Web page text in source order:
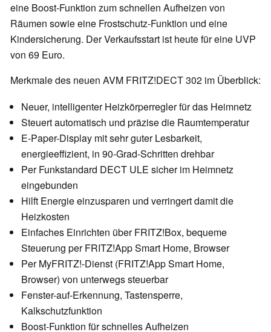
eine Boost-Funktion zum schnellen Aufheizen von
Räumen sowie eine Frostschutz-Funktion und eine
Kindersicherung. Der Verkaufsstart ist heute für eine UVP
von 69 Euro.
Merkmale des neuen AVM FRITZ!DECT 302 im Überblick:
Neuer, intelligenter Heizkörperregler für das Heimnetz
Steuert automatisch und präzise die Raumtemperatur
E-Paper-Display mit sehr guter Lesbarkeit,
energieeffizient, in 90-Grad-Schritten drehbar
Per Funkstandard DECT ULE sicher im Heimnetz
eingebunden
Hilft Energie einzusparen und verringert damit die
Heizkosten
Einfaches Einrichten über FRITZ!Box, bequeme
Steuerung per FRITZ!App Smart Home, Browser
Per MyFRITZ!-Dienst (FRITZ!App Smart Home,
Browser) von unterwegs steuerbar
Fenster-auf-Erkennung, Tastensperre,
Kalkschutzfunktion
Boost-Funktion für schnelles Aufheizen